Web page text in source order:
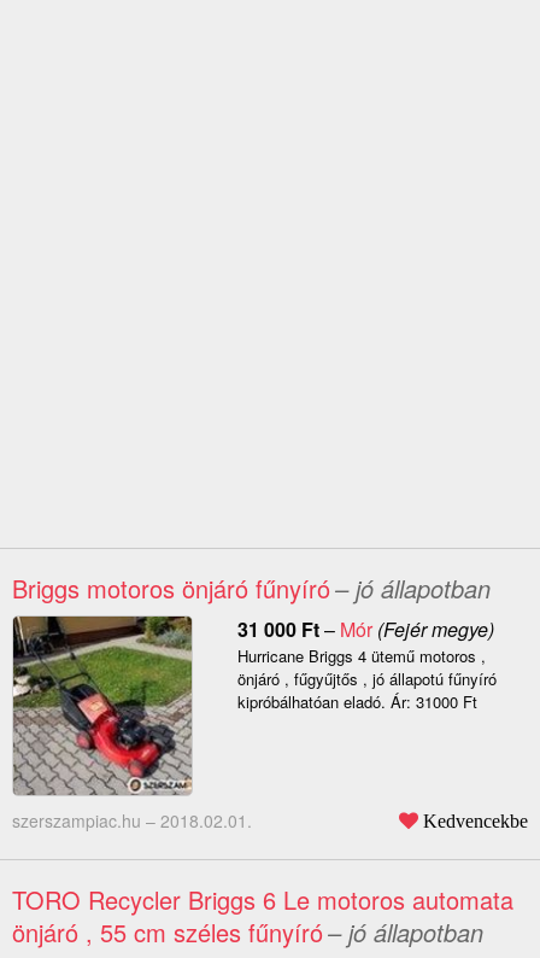
Briggs motoros önjáró fűnyíró– jó állapotban
31 000 Ft– Mór(Fejér megye)
Hurricane Briggs 4 ütemű motoros ,
önjáró , fűgyűjtős , jó állapotú fűnyíró
kipróbálhatóan eladó. Ár: 31000 Ft
szerszampiac.hu – 2018.02.01. Kedvencekbe
TORO Recycler Briggs 6 Le motoros automata
önjáró , 55 cm széles fűnyíró– jó állapotban